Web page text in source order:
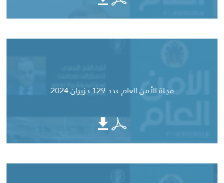
مجلة الأمن العام عدد 129 حزيران 2024